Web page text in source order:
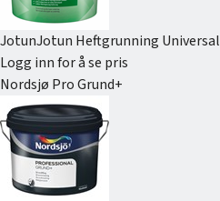
JotunJotun Heftgrunning Universal
Logg inn for å se pris
Nordsjø Pro Grund+